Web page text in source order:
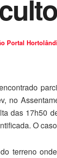
Portal
no
das 17h50
O
terreno